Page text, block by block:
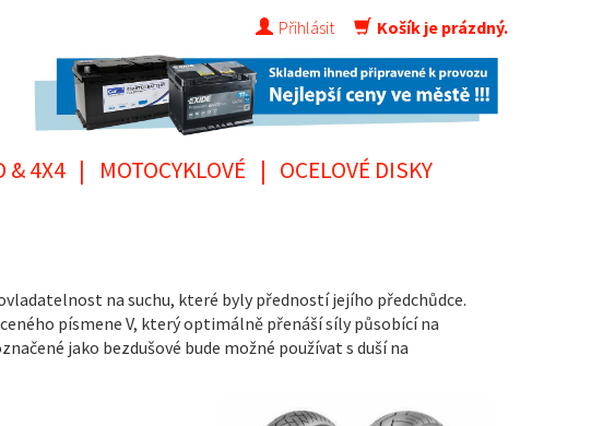
Přihlásit Košík je prázdný.
& 4X4 | MOTOCYKLOVÉ | OCELOVÉ DISKY
na suchu, které byly předností jejího předchůdce.
písmene V, který optimálně přenáší síly působící na
jako bezdušové bude možné používat s duší na